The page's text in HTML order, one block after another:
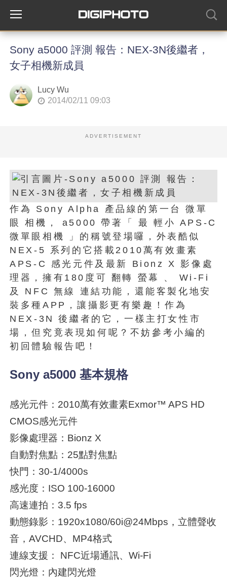
Sony a5000 評測 報告：NEX-3N後繼者，
女子相機新成員
Lucy Wu
2014/02/11 09:03
ADVERTISEMENT
作為 Sony Alpha 產品線的第一台 微單
眼 相機， a5000 帶著「 最 輕小 APS-C
微單眼相機 」的稱號登場囉，外表酷似
NEX-5 系列的它搭載2010萬有效畫素
APS-C 感光元件及最新 Bionz X 影像處
理器，擁有180度可 翻轉 螢幕 、 Wi-Fi
及 NFC 無線 連結功能，還能客製化地安
裝多種APP，讓攝影更有樂趣！作為
NEX-3N 後繼者的它，一樣主打女性市
場，但究竟表現如何呢？不妨參考小編的
初回體驗報告吧！
Sony a5000 基本規格
感光元件：2010萬有效畫素Exmor™ APS HD
CMOS感光元件
影像處理器：Bionz X
自動對焦點：25點對焦點
快門：30-1/4000s
感光度：ISO 100-16000
高速連拍：3.5 fps
動態錄影：1920x1080/60i@24Mbps，立體聲收
音，AVCHD、MP4格式
連線支援： NFC近場通訊、Wi-Fi
閃光燈：內建閃光燈